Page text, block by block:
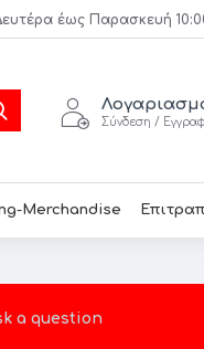
έως Παρασκευή
Σύνδεση /
Merchandise
a question